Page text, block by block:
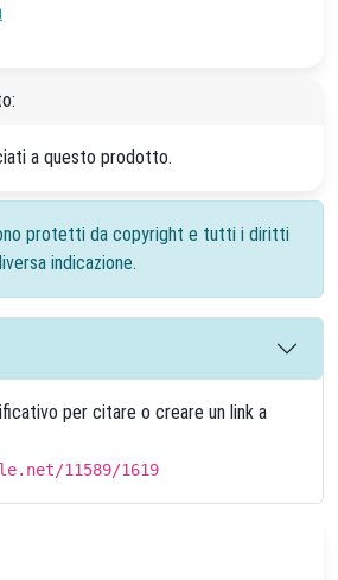
a questo prodotto.
protetti da copyright e tutti i diritti
indicazione.
per citare o creare un link a
11589/1619